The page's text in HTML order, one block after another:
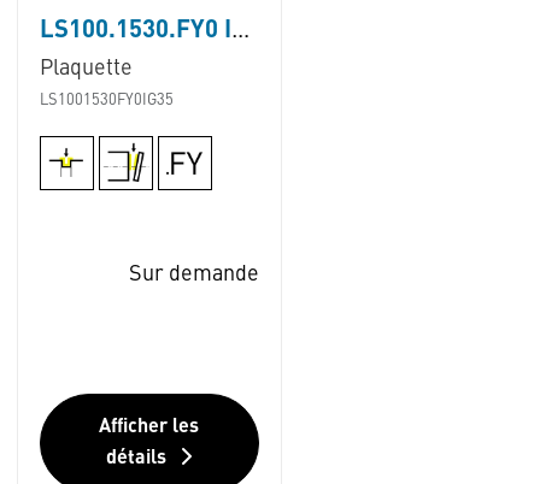
LS100.1530.FY0 IG35
Plaquette
LS1001530FY0IG35
Sur demande
Afficher les
détails